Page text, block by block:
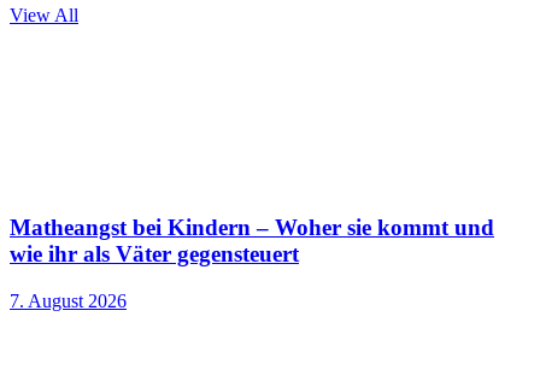
View All
Matheangst bei Kindern – Woher sie kommt und
wie ihr als Väter gegensteuert
7. August 2026